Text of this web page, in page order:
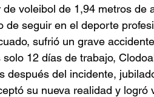
de voleibol de 1,94 metros de
de seguir en el deporte
sufrió un grave
solo 12 días de trabajo,
después del incidente,
su nueva realidad y